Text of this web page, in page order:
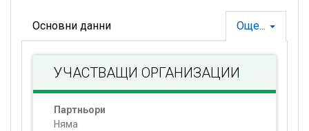
Още...
Основни данни
УЧАСТВАЩИ ОРГАНИЗАЦИИ
Партньори
Няма